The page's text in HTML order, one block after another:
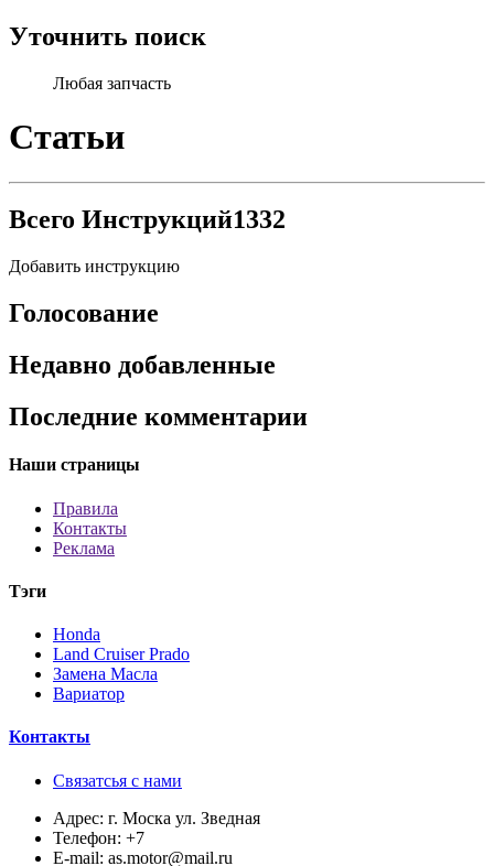
Уточнить поиск
Любая запчасть
Статьи
Всего Инструкций1332
Добавить инструкцию
Голосование
Недавно добавленные
Последние комментарии
Наши страницы
Правила
Контакты
Реклама
Тэги
Honda
Land Cruiser Prado
Замена Масла
Вариатор
Контакты
Связатсья с нами
Адрес: г. Моска ул. Зведная
Телефон: +7
E-mail: as.motor@mail.ru